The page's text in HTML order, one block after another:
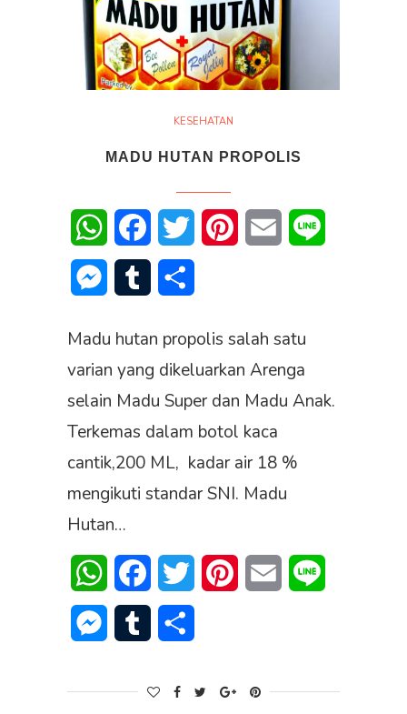
KESEHATAN
MADU HUTAN PROPOLIS
WhatsAppFacebookTwitter PinterestEmail
Messenger
Tumblr
Madu hutan propolis salah satu
varian yang dikeluarkan Arenga
selain Madu Super dan Madu Anak.
Terkemas dalam botol kaca
cantik,200 ML, kadar air 18 %
mengikuti standar SNI. Madu
Hutan…
WhatsAppFacebookTwitter PinterestEmail
Messenger
Tumblr